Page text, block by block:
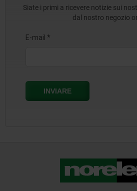
Siate i primi a ricevere notizie sui
dal nostro negozio